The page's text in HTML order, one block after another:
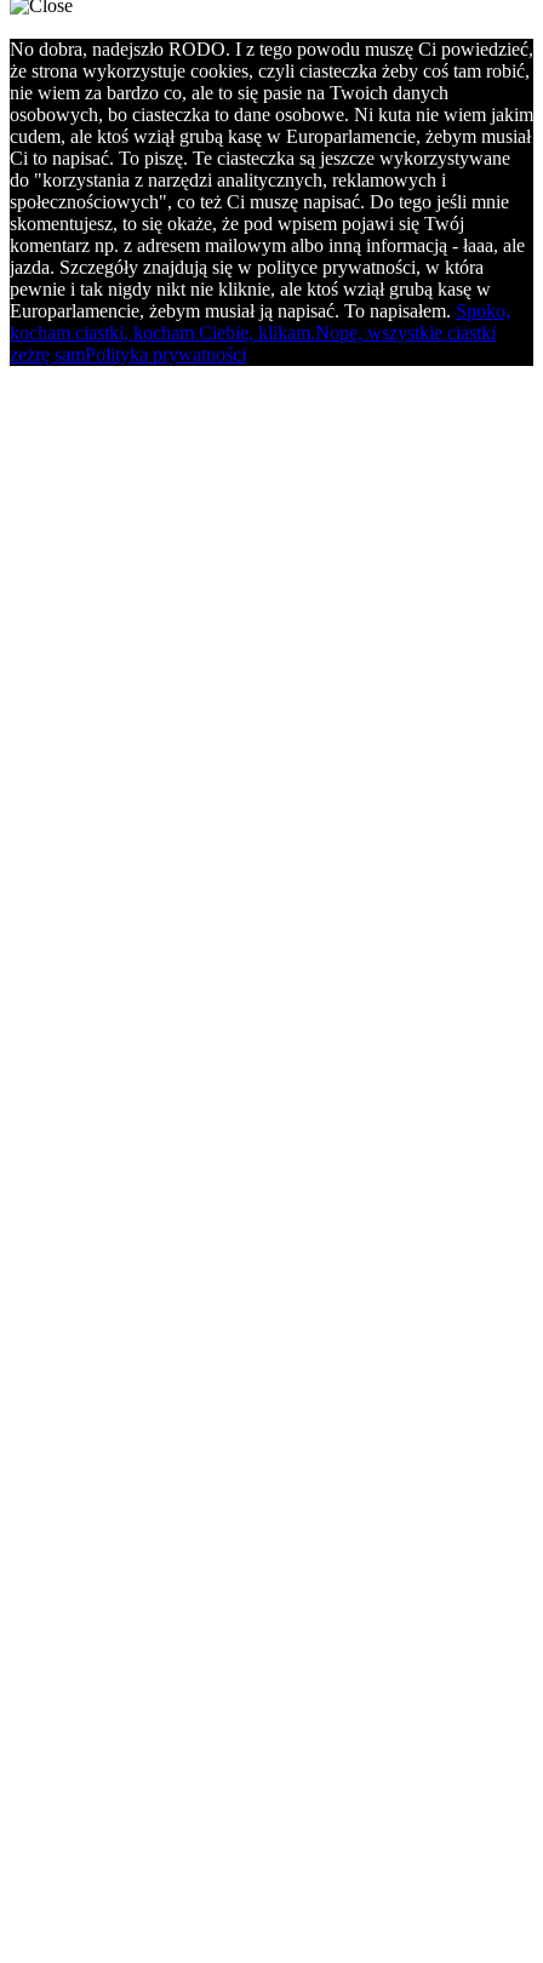
No dobra, nadejszło RODO. I z tego powodu muszę Ci powiedzieć,
że strona wykorzystuje cookies, czyli ciasteczka żeby coś tam robić,
nie wiem za bardzo co, ale to się pasie na Twoich danych
osobowych, bo ciasteczka to dane osobowe. Ni kuta nie wiem jakim
cudem, ale ktoś wziął grubą kasę w Europarlamencie, żebym musiał
Ci to napisać. To piszę. Te ciasteczka są jeszcze wykorzystywane
do "korzystania z narzędzi analitycznych, reklamowych i
społecznościowych", co też Ci muszę napisać. Do tego jeśli mnie
skomentujesz, to się okaże, że pod wpisem pojawi się Twój
komentarz np. z adresem mailowym albo inną informacją - łaaa, ale
jazda. Szczegóły znajdują się w polityce prywatności, w która
pewnie i tak nigdy nikt nie kliknie, ale ktoś wziął grubą kasę w
Europarlamencie, żebym musiał ją napisać. To napisałem. Spoko,
kocham ciastki, kocham Ciebie, klikam.Nope, wszystkie ciastki
zeżrę samPolityka prywatności